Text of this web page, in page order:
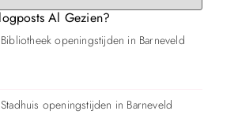
Al Gezien?
Bibliotheek openingstijden in Barneveld
Stadhuis openingstijden in Barneveld